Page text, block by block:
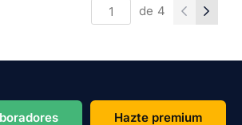
de 4
Hazte premium